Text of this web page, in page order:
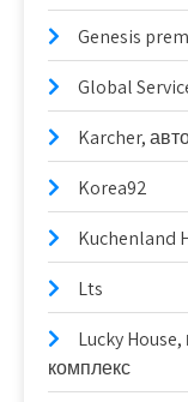
Genesis
Global
Karcher,
Korea92
Kuchenland
Lts
Lucky
комплекс